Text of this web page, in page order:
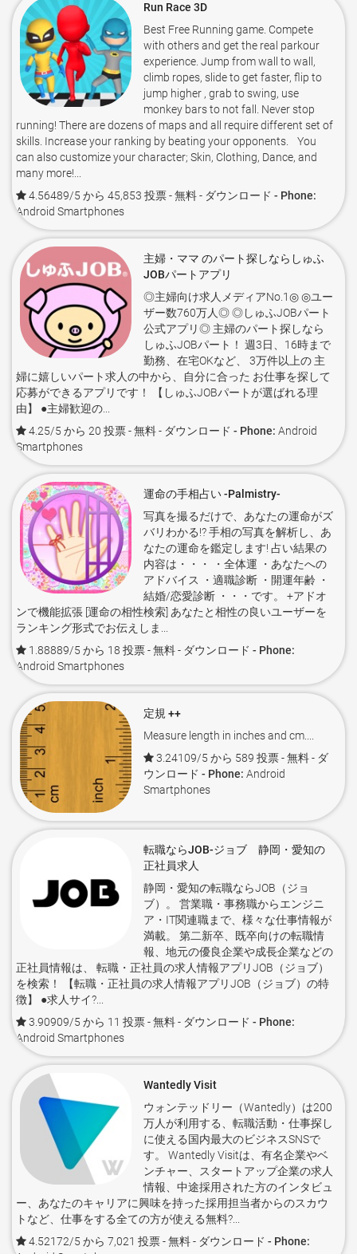
Run Race 3D
Best Free Running game. Compete
with others and get the real parkour
experience. Jump from wall to wall,
climb ropes, slide to get faster, flip to
jump higher , grab to swing, use
monkey bars to not fall. Never stop
running! There are dozens of maps and all require different set of
skills. Increase your ranking by beating your opponents. You
can also customize your character; Skin, Clothing, Dance, and
many more!...
4.56489/5 から 45,853 投票- 無料 - ダウンロード - Phone:
Android Smartphones
主婦・ママ のパート探しならしゅふ
JOBパートアプリ
◎主婦向け求人メディアNo.1◎ ◎ユー
ザー数760万人◎ ◎しゅふJOBパート
公式アプリ◎ 主婦のパート探しなら
しゅふJOBパート！ 週3日、16時まで
勤務、在宅OKなど、 3万件以上の 主
婦に嬉しいパート求人の中から、自分に合った お仕事を探して
応募ができるアプリです！ 【しゅふJOBパートが選ばれる理
由】 ●主婦歓迎の...
4.25/5 から 20 投票- 無料 - ダウンロード - Phone: Android
Smartphones
運命の手相占い -Palmistry-
写真を撮るだけで、あなたの運命がズ
バリわかる!? 手相の写真を解析し、あ
なたの運命を鑑定します! 占い結果の
内容は・・・ ・全体運 ・あなたへの
アドバイス ・適職診断 ・開運年齢 ・
結婚/恋愛診断 ・・・です。 +アドオ
ンで機能拡張 [運命の相性検索] あなたと相性の良いユーザーを
ランキング形式でお伝えしま...
1.88889/5 から 18 投票- 無料 - ダウンロード - Phone:
Android Smartphones
定規 ++
Measure length in inches and cm....
3.24109/5 から 589 投票- 無料 - ダ
ウンロード - Phone: Android
Smartphones
転職ならJOB-ジョブ 静岡・愛知の
正社員求人
静岡・愛知の転職ならJOB（ジョ
ブ）。 営業職・事務職からエンジニ
ア・IT関連職まで、様々な仕事情報が
満載。 第二新卒、既卒向けの転職情
報、地元の優良企業や成長企業などの
正社員情報は、 転職・正社員の求人情報アプリJOB（ジョブ）
を検索！ 【転職・正社員の求人情報アプリJOB（ジョブ）の特
徴】 ●求人サイ?...
3.90909/5 から 11 投票- 無料 - ダウンロード - Phone:
Android Smartphones
Wantedly Visit
ウォンテッドリー（Wantedly）は200
万人が利用する、転職活動・仕事探し
に使える国内最大のビジネスSNSで
す。 Wantedly Visitは、有名企業やベ
ンチャー、スタートアップ企業の求人
情報、中途採用された方のインタビュ
ー、あなたのキャリアに興味を持った採用担当者からのスカウ
トなど、仕事をする全ての方が使える無料?...
4.52172/5 から 7,021 投票- 無料 - ダウンロード - Phone: